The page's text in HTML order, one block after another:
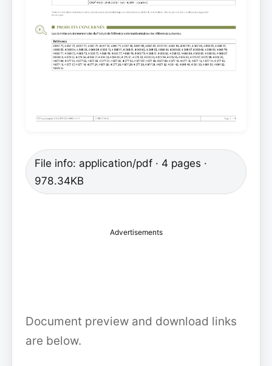
File info: application/pdf · 4 pages ·
978.34KB
Advertisements
Document preview and download links
are below.